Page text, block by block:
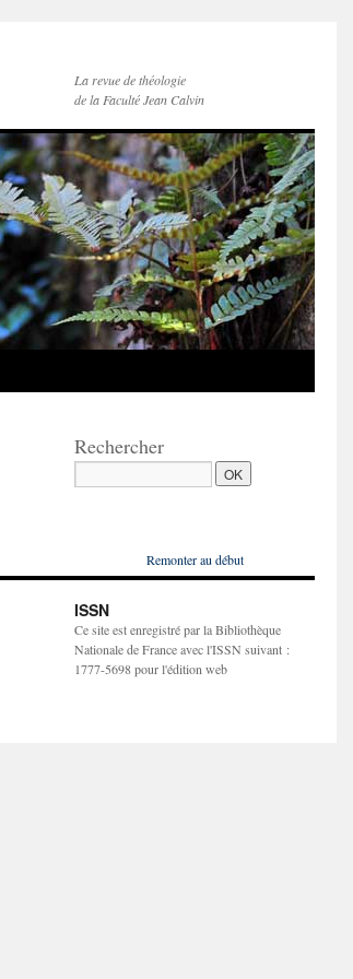
La revue de théologie
de la Faculté Jean Calvin
Rechercher
Remonter au début
ISSN
Ce site est enregistré par la Bibliothèque
Nationale de France avec l'ISSN suivant :
1777-5698 pour l'édition web